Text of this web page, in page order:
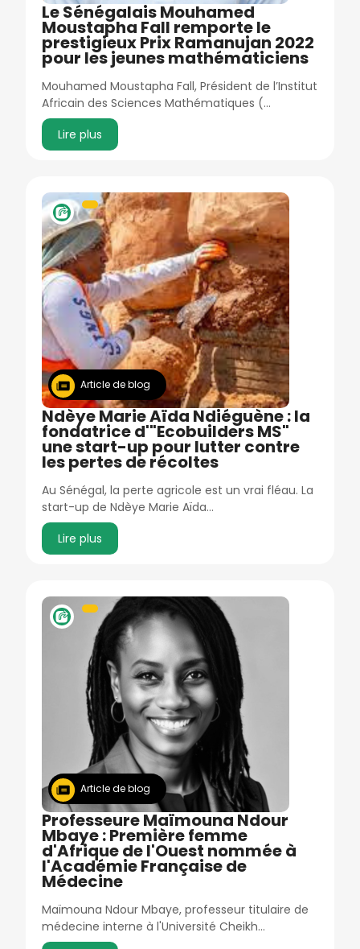
Le Sénégalais Mouhamed
Moustapha Fall remporte le
prestigieux Prix Ramanujan 2022
pour les jeunes mathématiciens
Mouhamed Moustapha Fall, Président de l’Institut
Africain des Sciences Mathématiques (…
Lire plus
Image
Article de blog
Ndèye Marie Aïda Ndiéguène : la
fondatrice d'"Ecobuilders MS"
une start-up pour lutter contre
les pertes de récoltes
Au Sénégal, la perte agricole est un vrai fléau. La
start-up de Ndèye Marie Aïda…
Lire plus
Image
Article de blog
Professeure Maïmouna Ndour
Mbaye : Première femme
d'Afrique de l'Ouest nommée à
l'Académie Française de
Médecine
Maïmouna Ndour Mbaye, professeur titulaire de
médecine interne à l'Université Cheikh…